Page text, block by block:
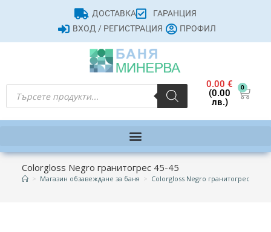
ДОСТАВКА
ГАРАНЦИЯ
ВХОД / РЕГИСТРАЦИЯ
ПРОФИЛ
0.00€
(0.00
лв.)
0
Colorgloss Negro гранитогрес 45-45
> Магазин обзавеждане за баня > Colorgloss Negro гранитогрес 45-45